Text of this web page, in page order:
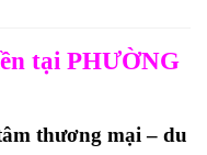
tại PHƯỜNG
thương mại – du